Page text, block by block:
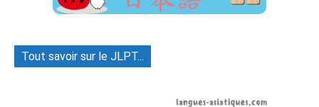
Tout savoir sur le JLPT...